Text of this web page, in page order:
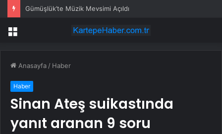
Gümüşlük’te Müzik Mevsimi Açıldı
Menü
Anasayfa / Haber
Haber
Sinan Ateş suikastında
yanıt aranan 9 soru